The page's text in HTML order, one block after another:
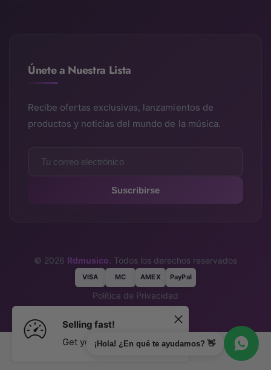
¡Hola! ¿En qué te ayudamos? 👋
Selling fast!
Get yours while you can.
Únete a Nuestra Lista
Recibe ofertas exclusivas, lanzamientos de
productos y noticias del mundo de la música.
Suscribirse
© 2026 Rdmusico . Todos los derechos reservados
VISA MC AMEX PayPal
Política de Privacidad